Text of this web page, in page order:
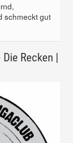
schmeckt gut
Recken |